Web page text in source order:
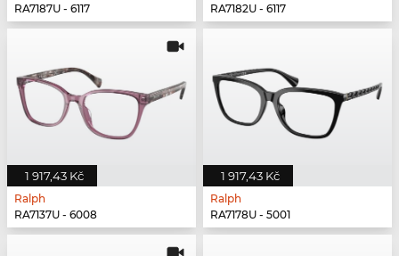
RA7187U - 6117
RA7182U - 6117
1 917,43 Kč
Ralph
RA7137U - 6008
1 917,43 Kč
Ralph
RA7178U - 5001